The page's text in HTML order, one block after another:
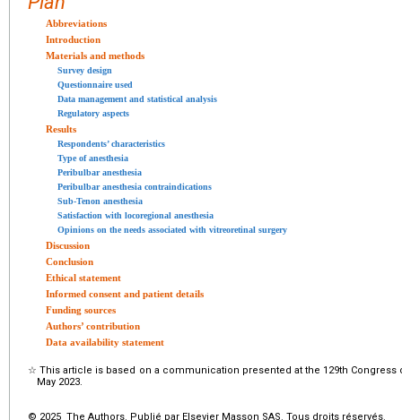
Abbreviations
Introduction
Materials and methods
Survey design
Questionnaire used
Data management and statistical analysis
Regulatory aspects
Results
Respondents’ characteristics
Type of anesthesia
Peribulbar anesthesia
Peribulbar anesthesia contraindications
Sub-Tenon anesthesia
Satisfaction with locoregional anesthesia
Opinions on the needs associated with vitreoretinal surgery
Discussion
Conclusion
Ethical statement
Informed consent and patient details
Funding sources
Authors’ contribution
Data availability statement
☆ This article is based on a communication presented at the 129th
May 2023.
© 2025 The Authors. Publié par Elsevier Masson SAS. Tous droits réservés.